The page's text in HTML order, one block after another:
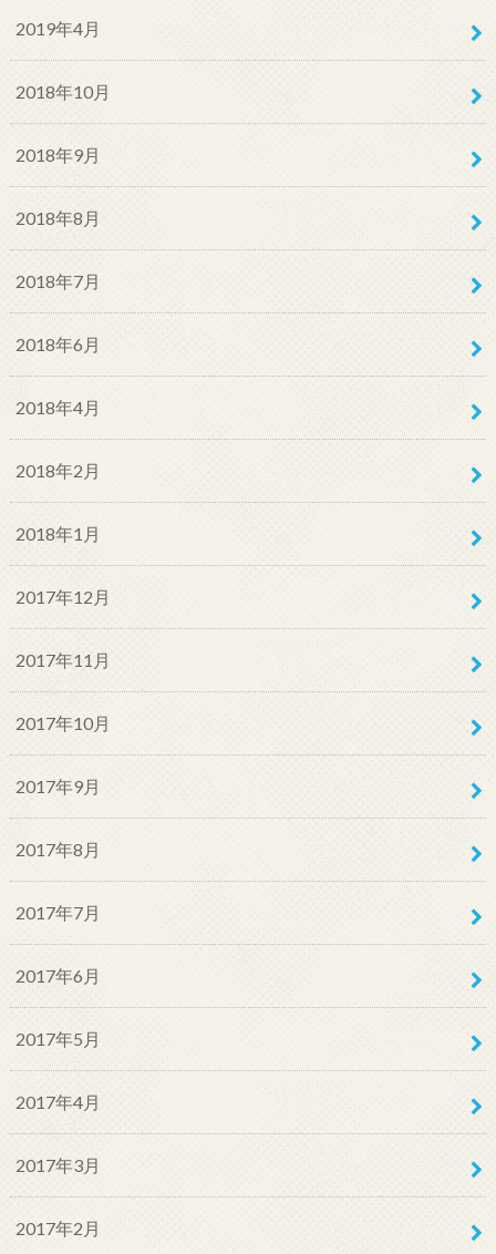
2019年4月
2018年10月
2018年9月
2018年8月
2018年7月
2018年6月
2018年4月
2018年2月
2018年1月
2017年12月
2017年11月
2017年10月
2017年9月
2017年8月
2017年7月
2017年6月
2017年5月
2017年4月
2017年3月
2017年2月